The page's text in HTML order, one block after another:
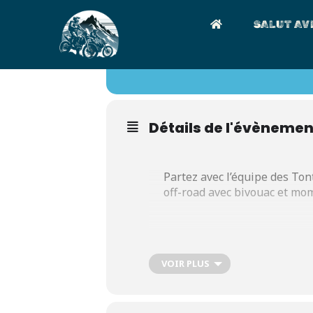
SALUT
RANDONNÉES
Détails de
Partez avec l’équipe des
off-road avec bivouac et
Le soir, faites découvrir ce
VOIR PLUS